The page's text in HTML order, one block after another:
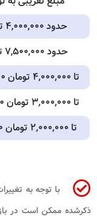
حدود ۴,۰۰۰,۰۰۰ تومان
حدود ۷,۵۰۰,۰۰۰ تومان
۱,۵۰۰,۰۰۰ تا ۴,۰۰۰,۰۰۰ تومان
۱,۰۰۰,۰۰۰ تا ۳,۰۰۰,۰۰۰ تومان
۵۰۰,۰۰۰ تا ۲,۰۰۰,۰۰۰ تومان
با توجه به
ذکرشده ممکن است در